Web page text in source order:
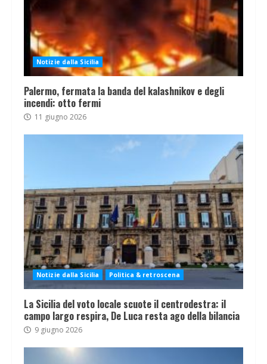
Notizie dalla Sicilia
Palermo, fermata la banda del kalashnikov e degli
incendi: otto fermi
11 giugno 2026
Notizie dalla Sicilia Politica & retroscena
La Sicilia del voto locale scuote il centrodestra: il
campo largo respira, De Luca resta ago della bilancia
9 giugno 2026